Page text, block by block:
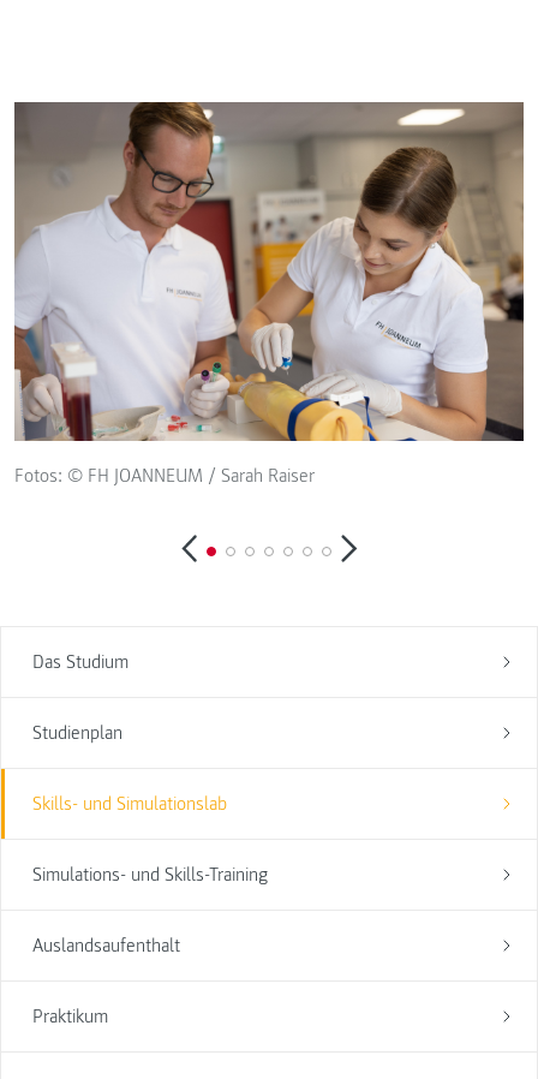
Das Studium
Studienplan
Skills- und Simulationslab
Simulations- und Skills-Training
Auslandsaufenthalt
Praktikum
Fotos: © FH JOANNEUM / Sarah Raiser